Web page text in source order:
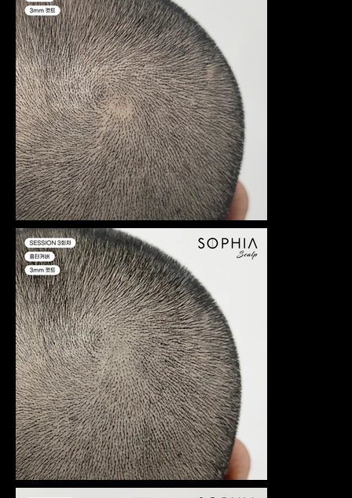
등 작품 사
진들을 공
개합니다.
남
예
약
문
의
남
수
강
문
의
포
예
약
문
의
김
포
수
강
문
의